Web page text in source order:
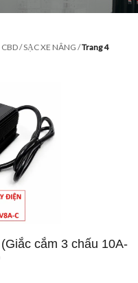
/SẠC XE NÂNG /Trang 4
cắm 3 chấu 10A-